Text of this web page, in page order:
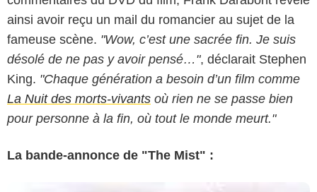
ainsi avoir reçu un mail du romancier au sujet de la
fameuse scène. "Wow, c’est une sacrée fin. Je suis
désolé de ne pas y avoir pensé…", déclarait Stephen
King. "Chaque génération a besoin d’un film comme
La Nuit des morts-vivants où rien ne se passe bien
pour personne à la fin, où tout le monde meurt."
La bande-annonce de "The Mist" :